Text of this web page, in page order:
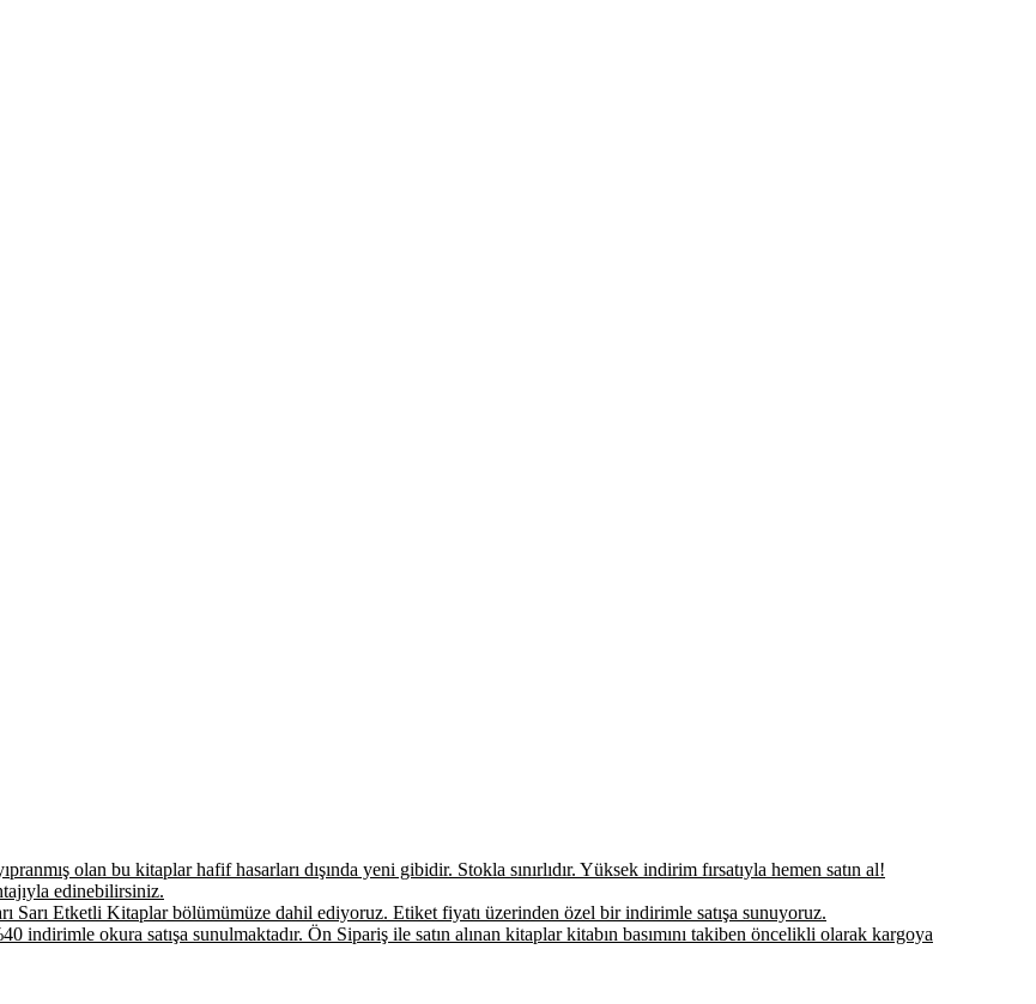
olan bu kitaplar hafif hasarları dışında yeni gibidir. Stokla sınırlıdır. Yüksek indirim fırsatıyla hemen satın al!
edinebilirsiniz.
Sarı Etketli Kitaplar bölümümüze dahil ediyoruz. Etiket fiyatı üzerinden özel bir indirimle satışa sunuyoruz.
indirimle okura satışa sunulmaktadır. Ön Sipariş ile satın alınan kitaplar kitabın basımını takiben öncelikli olarak kargoya